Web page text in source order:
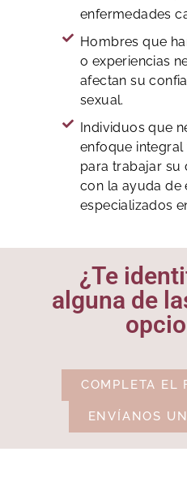
enfermedades
Hombres que
o experiencias
afectan su
sexual.
Individuos que
enfoque
para trabajar su
con la ayuda de
especializados
¿Te
alguna de
COMPLETA EL
ENVÍANOS